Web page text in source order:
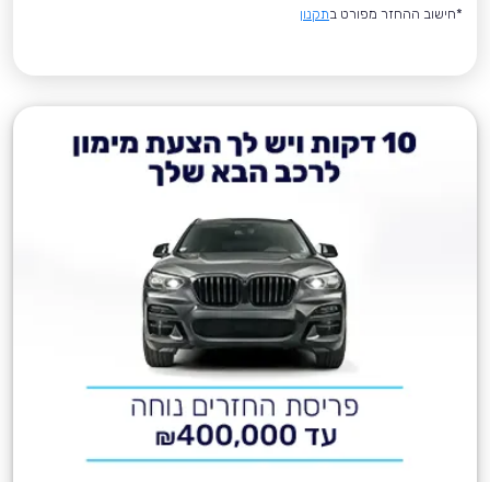
*חישוב ההחזר מפורט בתקנון